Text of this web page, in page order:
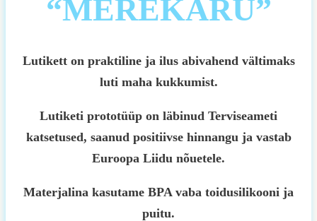
“MEREKARU”
Lutikett on praktiline ja ilus abivahend vältimaks
luti maha kukkumist.
Lutiketi prototüüp on läbinud Terviseameti
katsetused, saanud positiivse hinnangu ja vastab
Euroopa Liidu nõuetele.
Materjalina kasutame BPA vaba toidusilikooni ja
puitu.